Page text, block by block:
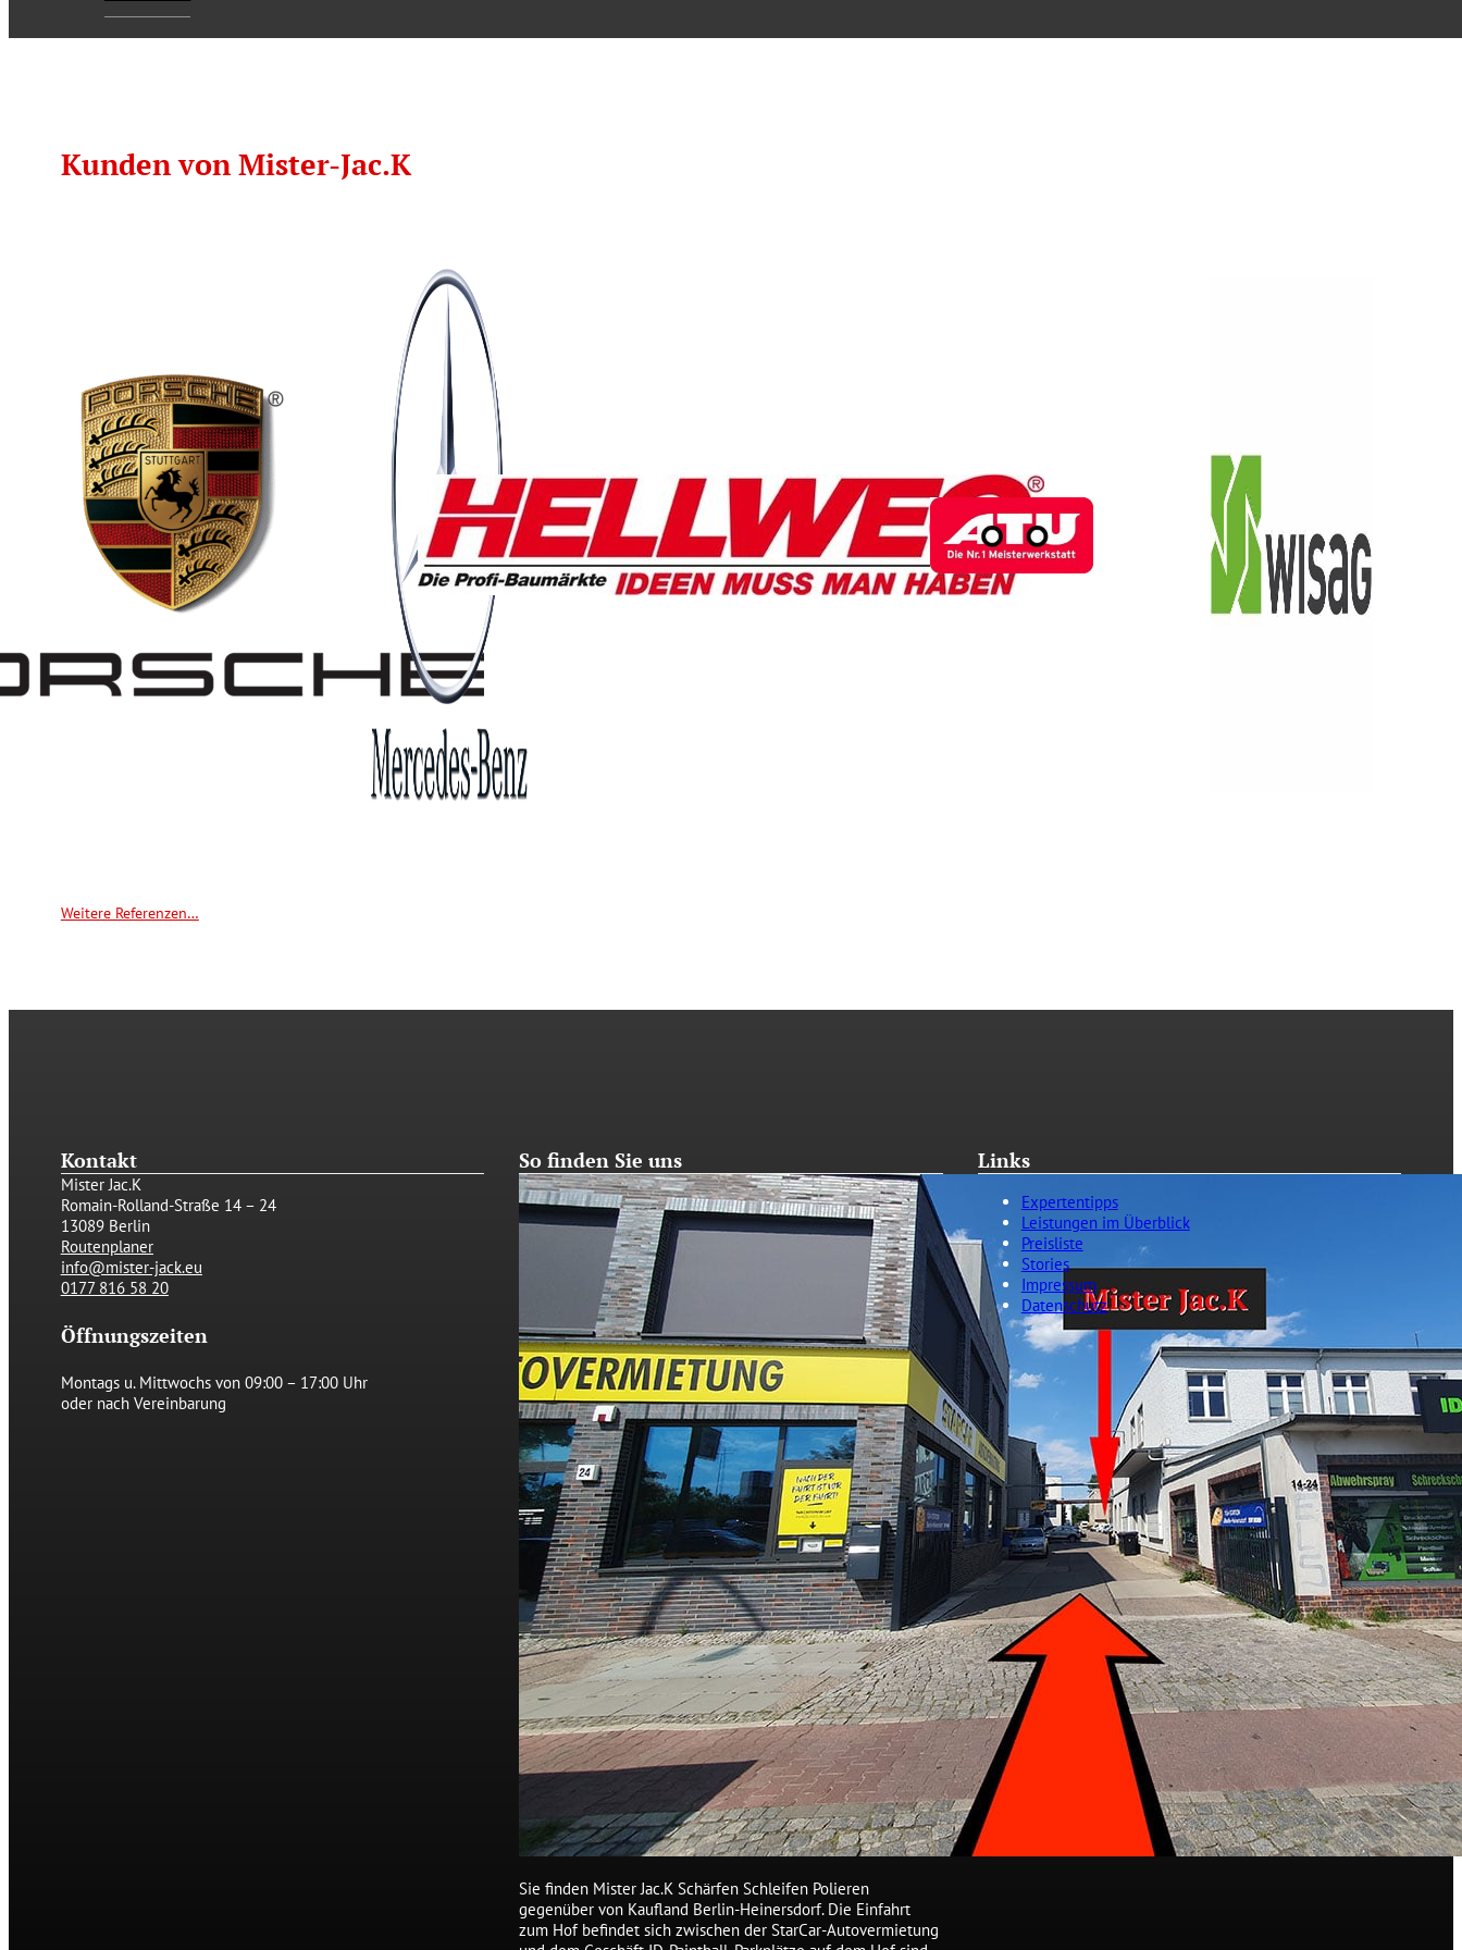
Kunden von Mister-Jac.K
Weitere Referenzen…
Kontakt
Mister Jac.K
Romain-Rolland-Straße 14 – 24
13089 Berlin
Routenplaner
info@mister-jack.eu
0177 816 58 20
Öffnungszeiten
Montags u. Mittwochs von 09:00 – 17:00 Uhr
oder nach Vereinbarung
So finden Sie uns
Sie finden Mister Jac.K Schärfen Schleifen Polieren
gegenüber von Kaufland Berlin-Heinersdorf. Die Einfahrt
zum Hof befindet sich zwischen der StarCar-Autovermietung
Links
Expertentipps
Leistungen im Überblick
Preisliste
Stories
Impressum
Datenschutz